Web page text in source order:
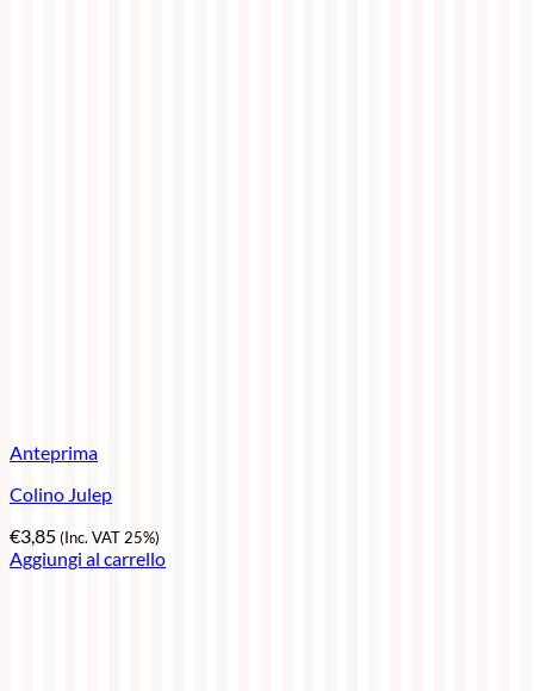
Anteprima
Colino Julep
€3,85(Inc. VAT 25%)
Aggiungi al carrello